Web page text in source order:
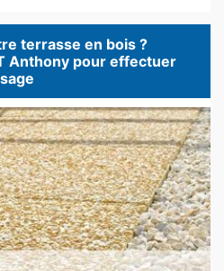
terrasse en bois ?
Anthony pour effectuer